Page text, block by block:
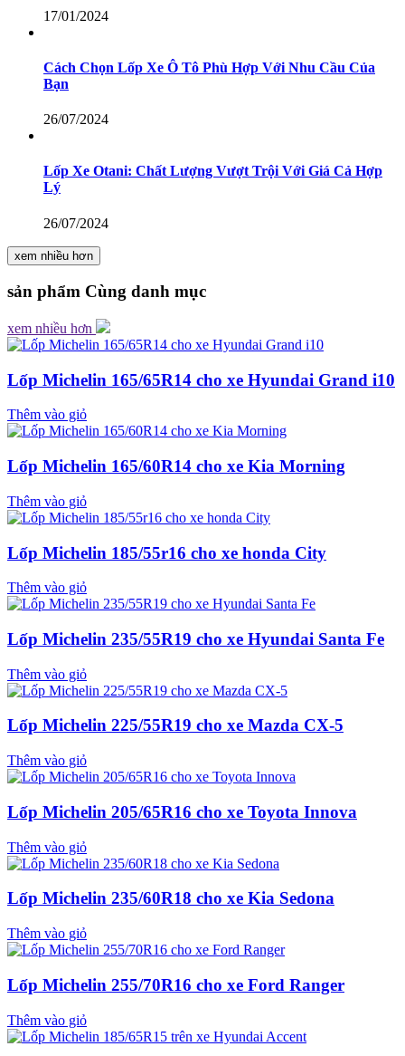
17/01/2024
Cách Chọn Lốp Xe Ô Tô Phù Hợp Với Nhu Cầu Của
Bạn
26/07/2024
Lốp Xe Otani: Chất Lượng Vượt Trội Với Giá Cả Hợp
Lý
26/07/2024
xem nhiều hơn
sản phẩm Cùng danh mục
xem nhiều hơn
Lốp Michelin 165/65R14 cho xe Hyundai Grand i10
Thêm vào giỏ
Lốp Michelin 165/60R14 cho xe Kia Morning
Thêm vào giỏ
Lốp Michelin 185/55r16 cho xe honda City
Thêm vào giỏ
Lốp Michelin 235/55R19 cho xe Hyundai Santa Fe
Thêm vào giỏ
Lốp Michelin 225/55R19 cho xe Mazda CX-5
Thêm vào giỏ
Lốp Michelin 205/65R16 cho xe Toyota Innova
Thêm vào giỏ
Lốp Michelin 235/60R18 cho xe Kia Sedona
Thêm vào giỏ
Lốp Michelin 255/70R16 cho xe Ford Ranger
Thêm vào giỏ